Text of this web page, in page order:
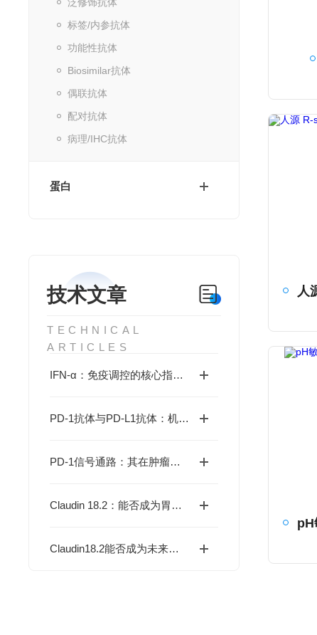
标签/内参抗体
功能性抗体
Biosimilar抗体
偶联抗体
配对抗体
病理/IHC抗体
蛋白
技术文章
TECHNICAL
ARTICLES
IFN-α：免疫调控的核心指标，生理学功能和疾病机制全解析
PD-1抗体与PD-L1抗体：机制相同，还是殊途异路？
PD-1信号通路：其在肿瘤免疫逃逸中的核心机制与靶向治疗的挑战何在？
Claudin 18.2：能否成为胃癌靶向治疗的新突破？
Claudin18.2能否成为未来肿瘤靶向治疗的新焦点？